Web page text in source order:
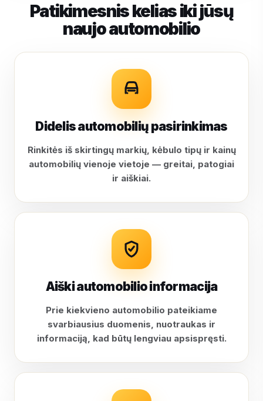
Patikimesnis kelias iki jūsų
naujo automobilio
Didelis automobilių pasirinkimas
Rinkitės iš skirtingų markių, kėbulo tipų ir kainų
automobilių vienoje vietoje — greitai, patogiai
ir aiškiai.
Aiški automobilio informacija
Prie kiekvieno automobilio pateikiame
svarbiausius duomenis, nuotraukas ir
informaciją, kad būtų lengviau apsispręsti.